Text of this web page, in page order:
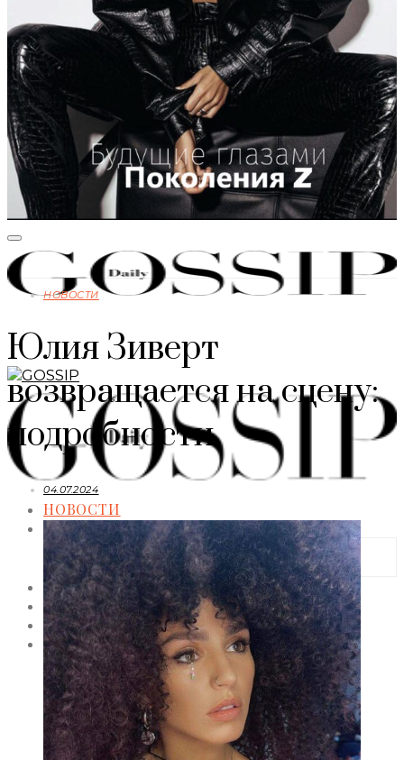
НОВОСТИ
МОДА
Тренды
Коллекции
HOLLYWOOD
СВЕТСКАЯ ХРОНИКА
CELEBRITY
ЗВЕЗДНЫЙ СТИЛЬ
НОВОСТИ
Юлия Зиверт
возвращается на сцену:
подробности
04.07.2024